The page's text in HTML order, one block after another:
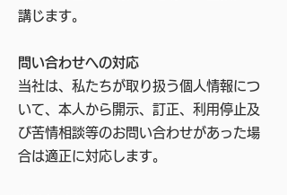
講じます。
問い合わせへの対応
当社は、私たちが取り扱う個人情報につ
いて、本人から開示、訂正、利用停止及
び苦情相談等のお問い合わせがあった場
合は適正に対応します。